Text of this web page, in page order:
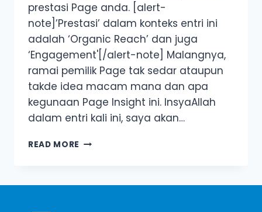
prestasi Page anda. [alert-
note]’Prestasi’ dalam konteks entri ini
adalah ‘Organic Reach’ dan juga
‘Engagement'[/alert-note] Malangnya,
ramai pemilik Page tak sedar ataupun
takde idea macam mana dan apa
kegunaan Page Insight ini. InsyaAllah
dalam entri kali ini, saya akan…
READ MORE 3